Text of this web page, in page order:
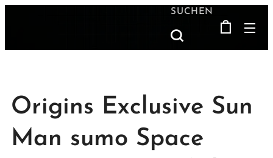
SUCHEN
Origins Exclusive Sun
Man sumo Space